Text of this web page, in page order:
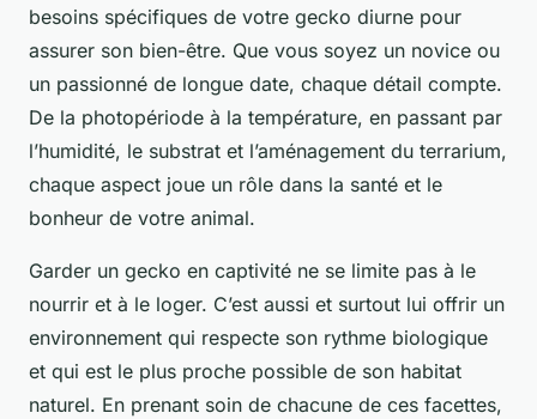
besoins spécifiques de votre gecko diurne pour
assurer son bien-être. Que vous soyez un novice ou
un passionné de longue date, chaque détail compte.
De la photopériode à la température, en passant par
l’humidité, le substrat et l’aménagement du terrarium,
chaque aspect joue un rôle dans la santé et le
bonheur de votre animal.
Garder un gecko en captivité ne se limite pas à le
nourrir et à le loger. C’est aussi et surtout lui offrir un
environnement qui respecte son rythme biologique
et qui est le plus proche possible de son habitat
naturel. En prenant soin de chacune de ces facettes,